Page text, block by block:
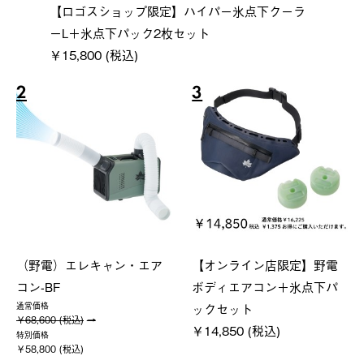
【ロゴスショップ限定】ハイパー氷点下クーラ
ーL＋氷点下パック2枚セット
￥15,800 (税込)
2
（野電）エレキャン・エア
コン-BF
通常価格
￥68,600 (税込)
特別価格
￥58,800 (税込)
3
【オンライン店限定】野電
ボディエアコン＋氷点下パ
ックセット
￥14,850 (税込)